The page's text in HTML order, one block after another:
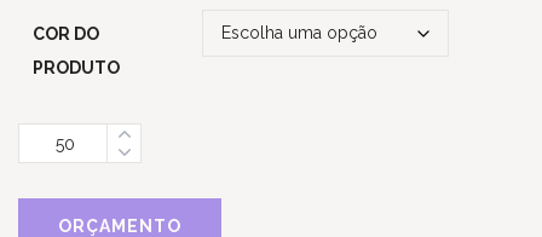
COR DO
PRODUTO
Quantidade
ORÇAMENTO